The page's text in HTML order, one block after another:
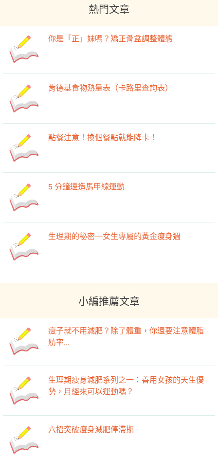
熱門文章
你是「正」妹嗎？矯正骨盆調整體態
肯德基食物熱量表（卡路里查詢表）
點餐注意！換個餐點就能降卡！
5 分鐘速造馬甲線運動
生理期的秘密—女生專屬的黃金瘦身週
小編推薦文章
瘦子就不用減肥？除了體重，你還要注意體脂
肪率...
生理期瘦身減肥系列之一：善用女孩的天生優
勢，月經來可以運動嗎？
六招突破瘦身減肥停滯期